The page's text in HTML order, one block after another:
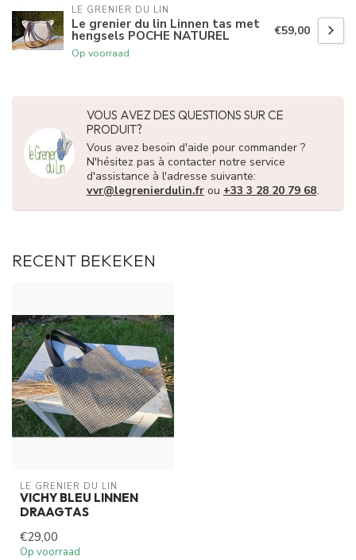
LE GRENIER DU LIN
Le grenier du lin Linnen tas met
hengsels POCHE NATUREL
Op voorraad
€59,00
VOUS AVEZ DES QUESTIONS SUR CE
PRODUIT?
Vous avez besoin d'aide pour commander ?
N'hésitez pas à contacter notre service
d'assistance à l'adresse suivante:
vvr@legrenierdulin.fr ou +33 3 28 20 79 68.
RECENT BEKEKEN
LE GRENIER DU LIN
VICHY BLEU LINNEN
DRAAGTAS
€29,00
Op voorraad